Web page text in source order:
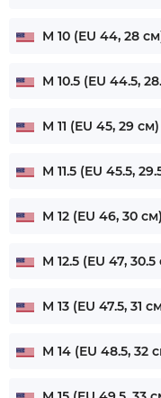
M 10 (EU 44, 28
M 10.5 (EU 44.5,
M 11 (EU 45, 29 см)
M 11.5 (EU 45.5,
M 12 (EU 46, 30 см)
M 12.5 (EU 47, 30.5
M 13 (EU 47.5, 31
M 14 (EU 48.5, 32